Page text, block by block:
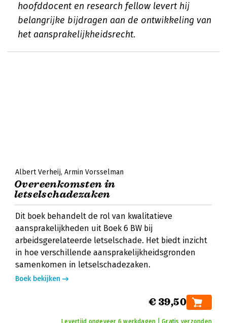
hoofddocent en research fellow levert hij
belangrijke bijdragen aan de ontwikkeling van
het aansprakelijkheidsrecht.
Albert Verheij Armin Vorsselman
Overeenkomsten in
letselschadezaken
Dit boek behandelt de rol van kwalitatieve
aansprakelijkheden uit Boek 6 BW bij
arbeidsgerelateerde letselschade. Het biedt inzicht
in hoe verschillende aansprakelijkheidsgronden
samenkomen in letselschadezaken.
Boek bekijken
€ 39,50
Levertijd ongeveer 6 werkdagen | Gratis verzonden